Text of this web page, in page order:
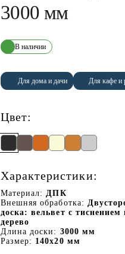
3000 мм
В наличии
Для дома и дачи Для кафе и
Цвет:
Характеристики:
Материал: ДПК
Внешняя обработка:
доска: вельвет с тиснением
дерево
Длина доски: 3000 мм
Размер: 140х20 мм